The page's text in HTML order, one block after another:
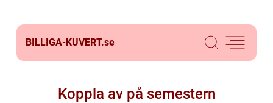
BILLIGA-KUVERT.se
Koppla av på semestern